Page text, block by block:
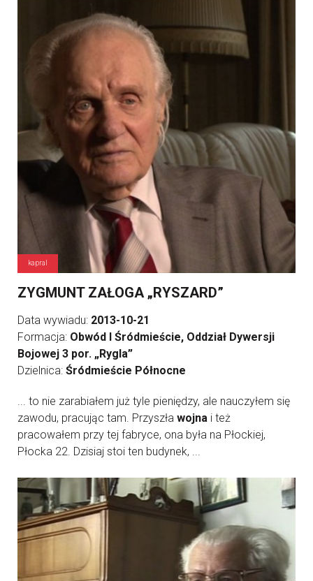
kapral
ZYGMUNT ZAŁOGA „RYSZARD”
Data wywiadu: 2013-10-21
Formacja: Obwód I Śródmieście, Oddział Dywersji
Bojowej 3 por. „Rygla”
Dzielnica: Śródmieście Północne
... to nie zarabiałem już tyle pieniędzy, ale nauczyłem się
zawodu, pracując tam. Przyszła wojna i też
pracowałem przy tej fabryce, ona była na Płockiej,
Płocka 22. Dzisiaj stoi ten budynek, ...